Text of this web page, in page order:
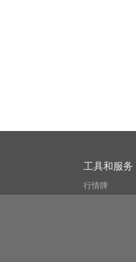
工具和服务
行情牌